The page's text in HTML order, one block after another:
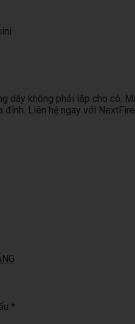
không phải lắp cho có.
Liên hệ ngay với
*